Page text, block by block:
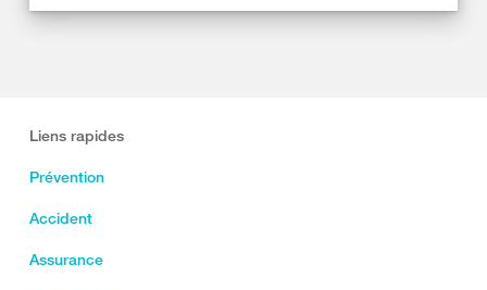
Liens rapides
Prévention
Accident
Assurance